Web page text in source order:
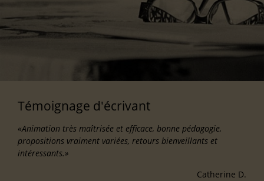
Témoignage d'écrivant
«Animation très maîtrisée et efficace, bonne pédagogie,
propositions vraiment variées, retours bienveillants et
intéressants.»
Catherine D.